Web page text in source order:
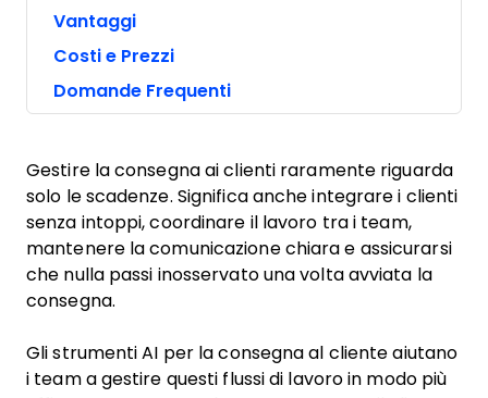
Vantaggi
Costi e Prezzi
Domande Frequenti
Gestire la consegna ai clienti raramente riguarda
solo le scadenze. Significa anche integrare i clienti
senza intoppi, coordinare il lavoro tra i team,
mantenere la comunicazione chiara e assicurarsi
che nulla passi inosservato una volta avviata la
consegna.
Gli strumenti AI per la consegna al cliente aiutano
i team a gestire questi flussi di lavoro in modo più